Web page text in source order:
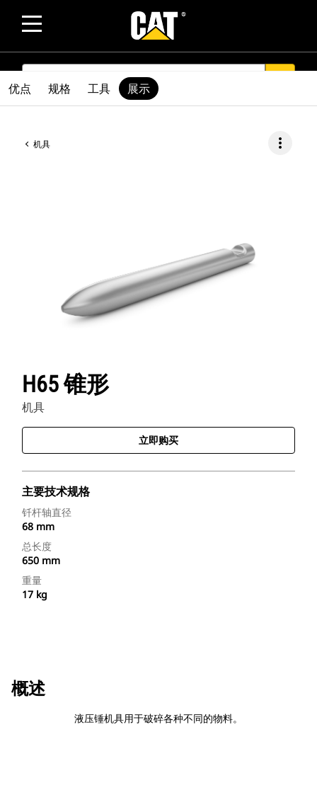
SEARCH
机具 more_vert
H65 锥形
机具
立即购买
主要技术规格
钎杆轴直径
68 mm
总长度
650 mm
重量
17 kg
优点 规格 工具 展示
概述
液压锤机具用于破碎各种不同的物料。